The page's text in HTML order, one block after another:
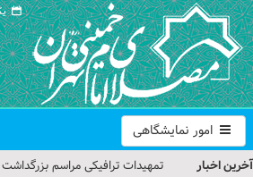
امور نمایشگاهی
آخرین اخبار
تمهیدات ترافیکی مراسم